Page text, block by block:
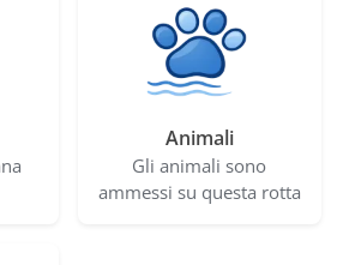
Animali
Gli animali sono
ammessi su questa rotta